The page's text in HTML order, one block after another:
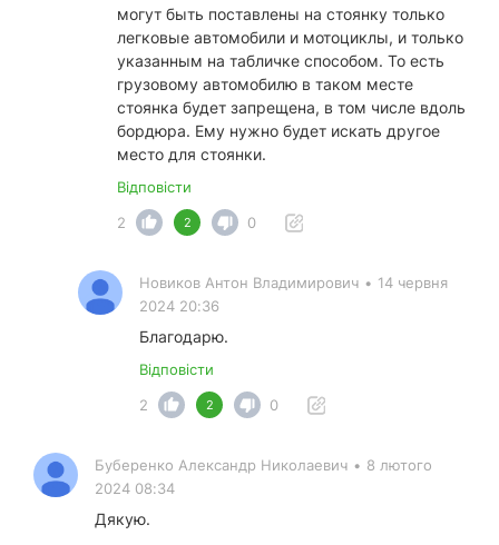
могут быть поставлены на стоянку только
легковые автомобили и мотоциклы, и только
указанным на табличке способом. То есть
грузовому автомобилю в таком месте
стоянка будет запрещена, в том числе вдоль
бордюра. Ему нужно будет искать другое
место для стоянки.
Відповісти
2
2 0
Новиков Антон Владимирович • 14 червня
2024 20:36
Благодарю.
Відповісти
2
2 0
Буберенко Александр Николаевич • 8 лютого
2024 08:34
Дякую.